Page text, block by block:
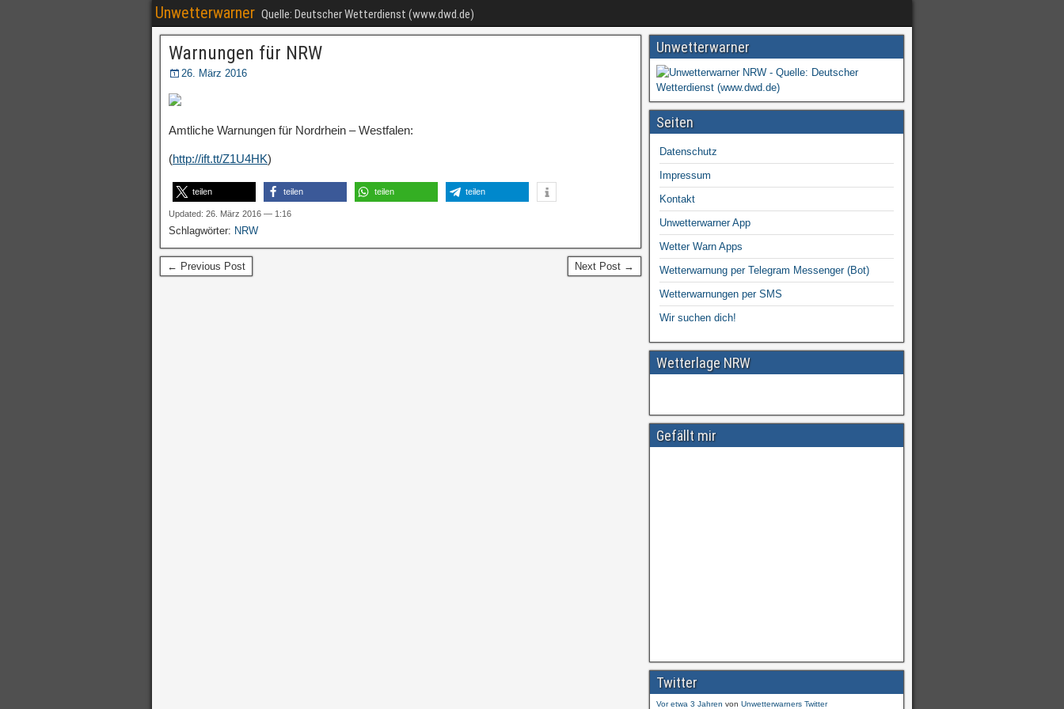
Unwetterwarner Quelle: Deutscher Wetterdienst (www.dwd.de)
Warnungen für NRW
26. März 2016
Amtliche Warnungen für Nordrhein – Westfalen:
(http://ift.tt/Z1U4HK)
teilen teilen teilen teilen
Updated: 26. März 2016 — 1:16
Schlagwörter: NRW
← Previous Post Next Post →
Unwetterwarner
Seiten
Datenschutz
Impressum
Kontakt
Unwetterwarner App
Wetter Warn Apps
Wetterwarnung per Telegram Messenger (Bot)
Wetterwarnungen per SMS
Wir suchen dich!
Wetterlage NRW
Gefällt mir
Twitter
ift.tt/wdhtnmI pic.twitter.com/cmFX…
Vor etwa 3 Jahren